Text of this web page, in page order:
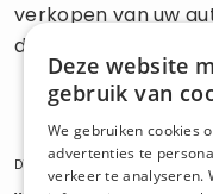
verkopen van uw
directe uitbetaling.
Diensten: auto verkopen
Deze website
gebruik van
We gebruiken cookies
advertenties te
verkeer te analyseren.